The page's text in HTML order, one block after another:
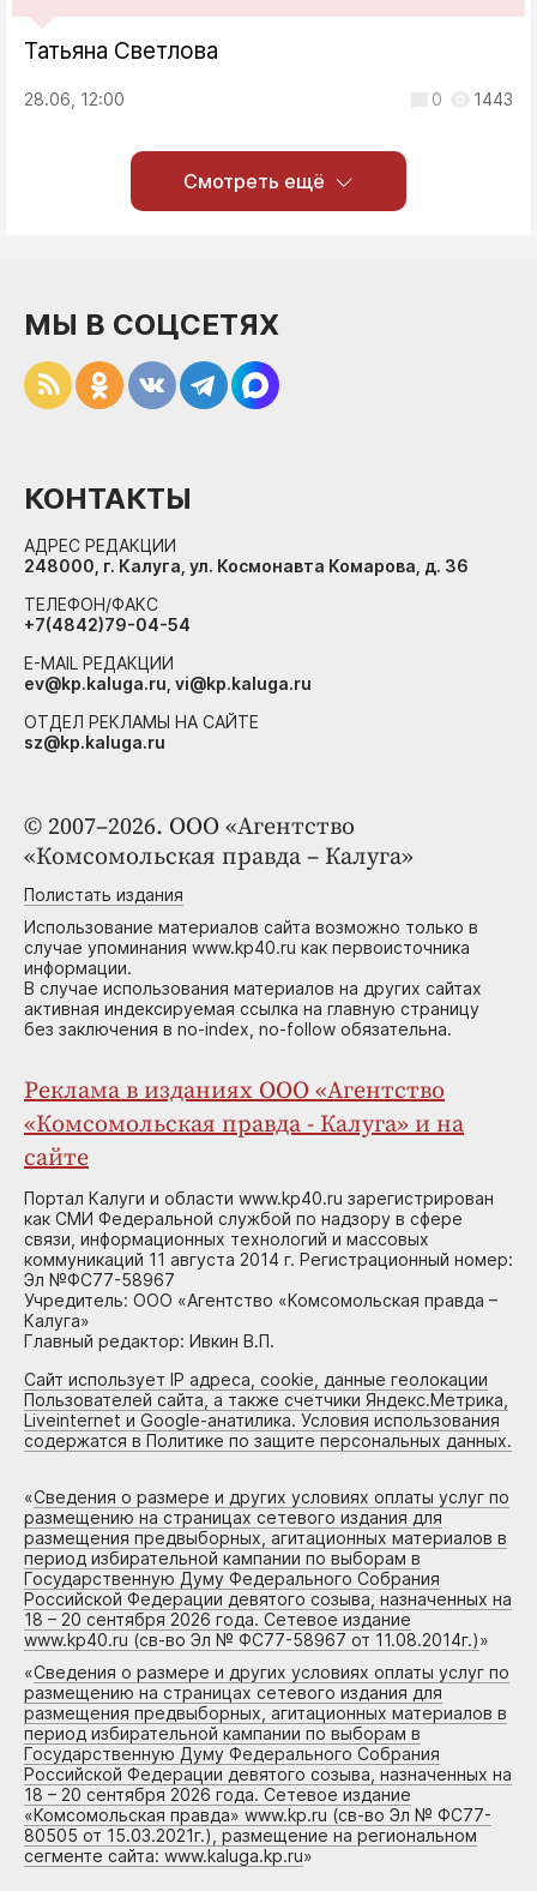
Татьяна Светлова
28.06, 12:00 0 1443
Смотреть ещё
© 2007–2026. ООО «Агентство
«Комсомольская правда – Калуга»
Полистать издания
Использование материалов сайта возможно только в
случае упоминания www.kp40.ru как первоисточника
информации.
В случае использования материалов на других сайтах
активная индексируемая ссылка на главную страницу
без заключения в no-index, no-follow обязательна.
Реклама в изданиях ООО «Агентство
«Комсомольская правда - Калуга» и на
сайте
Портал Калуги и области www.kp40.ru зарегистрирован
как СМИ Федеральной службой по надзору в сфере
связи, информационных технологий и массовых
коммуникаций 11 августа 2014 г. Регистрационный номер:
Эл №ФС77-58967
Учредитель: ООО «Агентство «Комсомольская правда –
Калуга»
Главный редактор: Ивкин В.П.
Сайт использует IP адреса, cookie, данные геолокации
Пользователей сайта, а также счетчики Яндекс.Метрика,
Liveinternet и Google-анатилика. Условия использования
содержатся в Политике по защите персональных данных.
«Сведения о размере и других условиях оплаты услуг по
размещению на страницах сетевого издания для
размещения предвыборных, агитационных материалов в
период избирательной кампании по выборам в
Государственную Думу Федерального Собрания
Российской Федерации девятого созыва, назначенных на
18 – 20 сентября 2026 года. Сетевое издание
www.kp40.ru (св-во Эл № ФС77-58967 от 11.08.2014г.)»
«Сведения о размере и других условиях оплаты услуг по
размещению на страницах сетевого издания для
размещения предвыборных, агитационных материалов в
период избирательной кампании по выборам в
Государственную Думу Федерального Собрания
Российской Федерации девятого созыва, назначенных на
18 – 20 сентября 2026 года. Сетевое издание
«Комсомольская правда» www.kp.ru (св-во Эл № ФС77-
80505 от 15.03.2021г.), размещение на региональном
сегменте сайта: www.kaluga.kp.ru»
МЫ В СОЦСЕТЯХ
КОНТАКТЫ
АДРЕС РЕДАКЦИИ
248000, г. Калуга, ул. Космонавта Комарова, д. 36
ТЕЛЕФОН/ФАКС
+7(4842)79-04-54
E-MAIL РЕДАКЦИИ
ev@kp.kaluga.ru, vi@kp.kaluga.ru
ОТДЕЛ РЕКЛАМЫ НА САЙТЕ
sz@kp.kaluga.ru